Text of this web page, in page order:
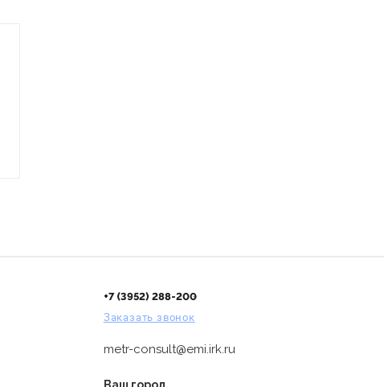
+7 (3952) 288-200
Заказать звонок
metr-consult@emi.irk.ru